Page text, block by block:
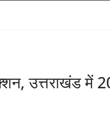
उत्तराखंड में